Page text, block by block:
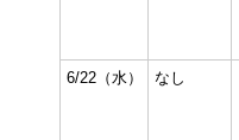
6/22（水） なし